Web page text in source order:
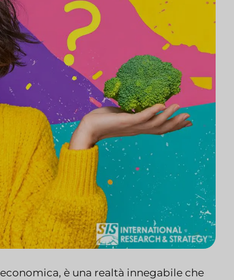
è una realtà innegabile che